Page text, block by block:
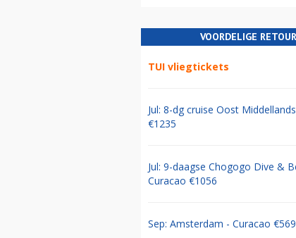
VOORDELIGE
TUI vliegtickets
Jul: 8-dg cruise Oost
€1235
Jul: 9-daagse Chogogo Dive &
Curacao €1056
Sep: Amsterdam - Curacao €569